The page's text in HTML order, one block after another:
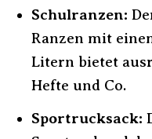
Schulranzen:
Ranzen mit
Litern bietet
Hefte und Co.
Sportrucksack: